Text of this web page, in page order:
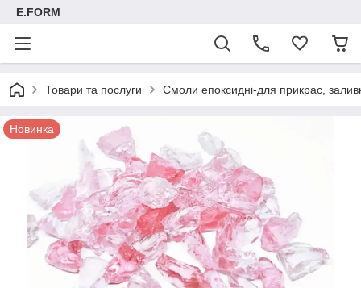
E.FORM
Товари та послуги Смоли епоксидні-для прикрас,
Новинка